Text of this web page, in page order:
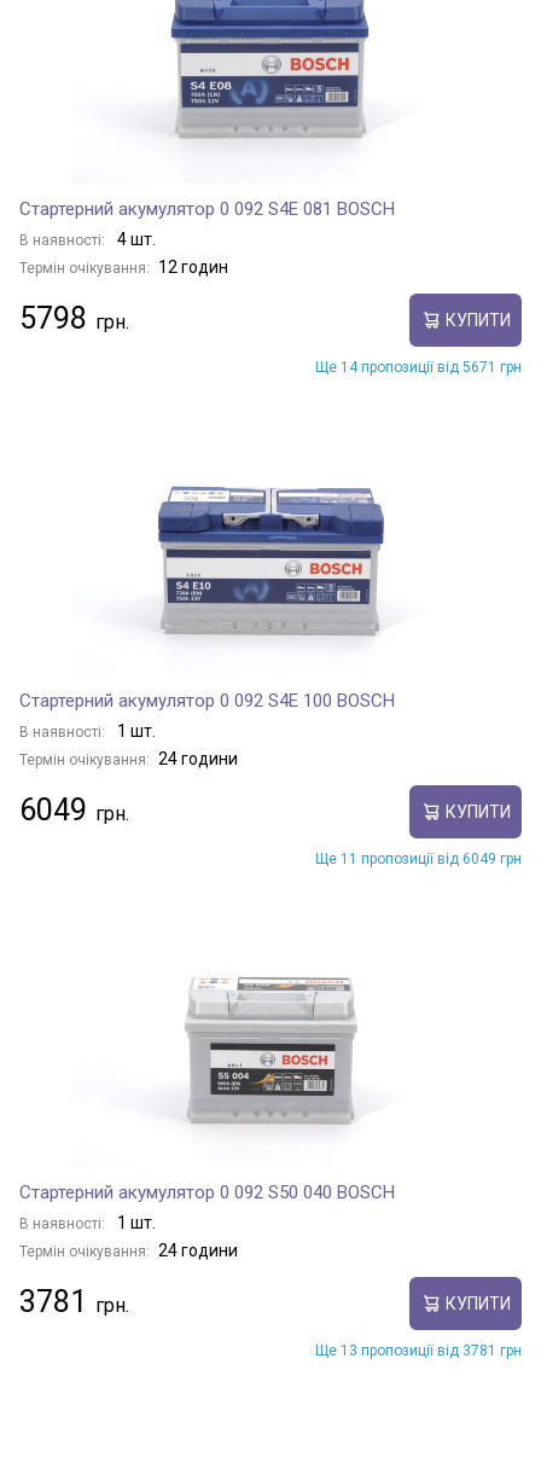
Стартерний акумулятор 0 092 S4E 081 BOSCH
В наявності: 4 шт.
Термін очікування: 12 годин
5798 КУПИТИ
Ще 14 пропозиції від 5671 грн
Стартерний акумулятор 0 092 S4E 100 BOSCH
В наявності: 1 шт.
Термін очікування: 24 години
6049 КУПИТИ
Ще 11 пропозиції від 6049 грн
Стартерний акумулятор 0 092 S50 040 BOSCH
В наявності: 1 шт.
Термін очікування: 24 години
3781 КУПИТИ
Ще 13 пропозиції від 3781 грн